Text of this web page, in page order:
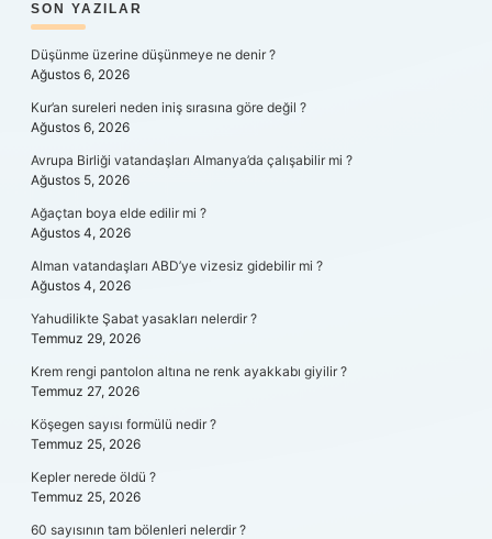
SIDEBAR
SON YAZILAR
Düşünme üzerine düşünmeye ne denir ?
Ağustos 6, 2026
Kur’an sureleri neden iniş sırasına göre değil ?
Ağustos 6, 2026
Avrupa Birliği vatandaşları Almanya’da çalışabilir mi ?
Ağustos 5, 2026
Ağaçtan boya elde edilir mi ?
Ağustos 4, 2026
Alman vatandaşları ABD’ye vizesiz gidebilir mi ?
Ağustos 4, 2026
Yahudilikte Şabat yasakları nelerdir ?
Temmuz 29, 2026
Krem rengi pantolon altına ne renk ayakkabı giyilir ?
Temmuz 27, 2026
Köşegen sayısı formülü nedir ?
Temmuz 25, 2026
Kepler nerede öldü ?
Temmuz 25, 2026
60 sayısının tam bölenleri nelerdir ?